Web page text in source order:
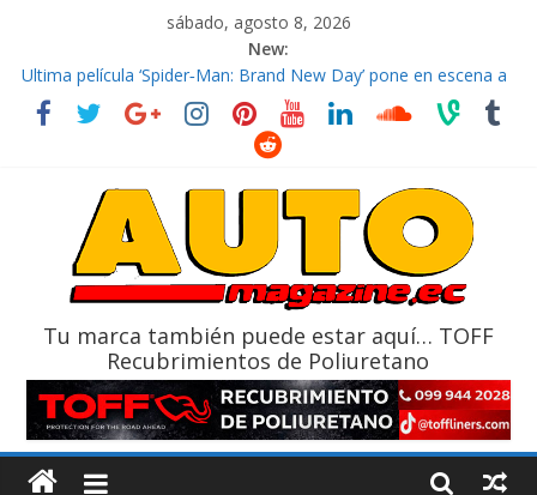
sábado, agosto 8, 2026
New:
El costo de tener un vehículo gana protagonismo a la hora de
decidir
Ultima película ‘Spider‑Man: Brand New Day’ pone en escena a
La Vuelta al Ecuador 2026, edición 47ª, recorre 7 provincias en 8
La FEDAK recibe 12 Sinotruk Bolden para cubrir las rutas de La
Tu marca también puede estar aquí… TOFF
Recubrimientos de Poliuretano